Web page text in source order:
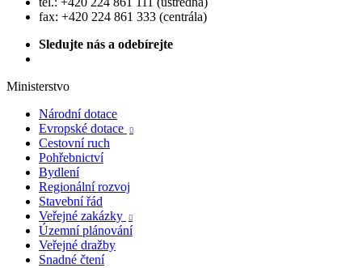
fax: +420 224 861 333 (centrála)
Sledujte nás a odebírejte
Ministerstvo
Národní dotace
Evropské dotace

Cestovní ruch
Pohřebnictví
Bydlení
Regionální rozvoj
Stavební řád
Veřejné zakázky

Územní plánování
Veřejné dražby
Snadné čtení